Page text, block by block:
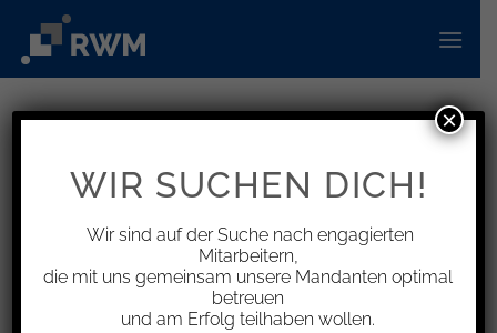
Inhalt
springen
Kein Werbungskostenabzug für
Prozesskosten zur Erlangung
nachehelichen Unterhalts
WIR SUCHEN DICH!
Wir sind auf der Suche nach engagierten
Mitarbeitern,
die mit uns gemeinsam unsere Mandanten optimal
betreuen
und am Erfolg teilhaben wollen.
×